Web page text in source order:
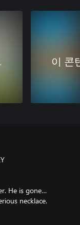
이 콘
He is gone…
necklace.